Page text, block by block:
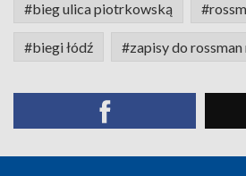
#bieg ulica piotrkowską
#biegi łódź #zapisy do rossman